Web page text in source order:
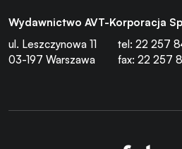
Wydawnictwo AVT-Korporacja
ul. Leszczynowa 11
03-197 Warszawa
tel: 22 257
fax: 22 257